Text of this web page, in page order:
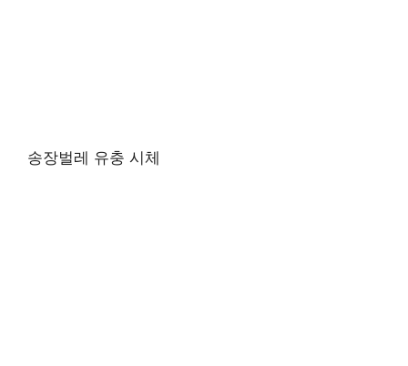
송장벌레 유충 시체